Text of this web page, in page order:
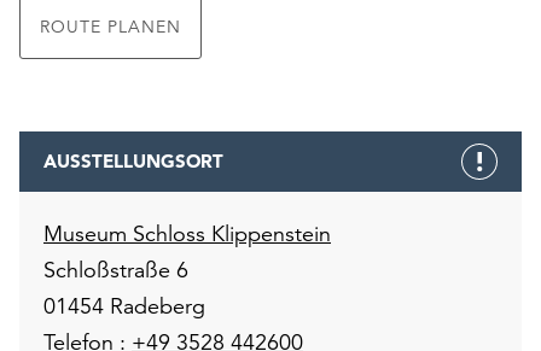
ROUTE PLANEN
AUSSTELLUNGSORT
Museum Schloss Klippenstein
Schloßstraße 6
01454 Radeberg
Telefon : +49 3528 442600